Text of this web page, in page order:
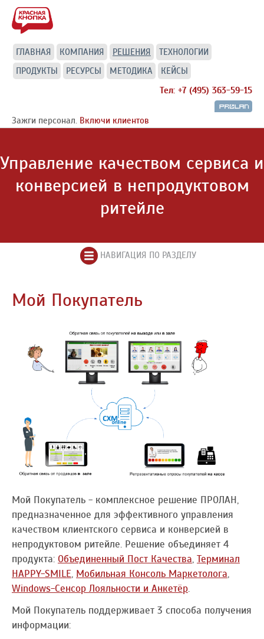
ГЛАВНАЯ КОМПАНИЯ РЕШЕНИЯ
ТЕХНОЛОГИИ
ПРОДУКТЫ
РЕСУРСЫ МЕТОДИКА
КЕЙСЫ
Тел: +7 (495) 363-59-15
Зажги персонал. Включи клиентов
Управление качеством сервиса и
конверсией в непродуктовом
ритейле
НАВИГАЦИЯ ПО РАЗДЕЛУ
Мой Покупатель
Мой Покупатель - комплексное решение ПРОЛАН,
предназначенное для эффективного управления
качеством клиентского сервиса и конверсией в
непродуктовом ритейле. Решение объединяет 4
продукта: Объединенный Пост Качества, Терминал
HAPPY-SMILE, Мобильная Консоль Маркетолога,
Windows-Сенсор Лояльности и Анкетёр.
Мой Покупатель поддерживает 3 способа получения
информации: